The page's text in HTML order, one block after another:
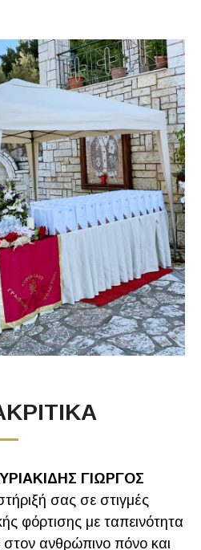
ΓΙΩΡΓΟΣ
σας σε στιγμές
φόρτισης με ταπεινότητα
ανθρώπινο πόνο και